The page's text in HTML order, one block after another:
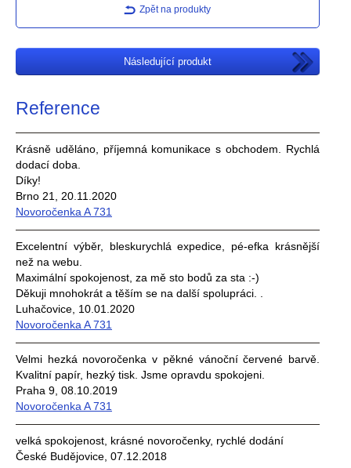
Zpět na produkty
Následující produkt
Reference
Krásně uděláno, příjemná komunikace s obchodem. Rychlá
dodací doba.
Díky!
Brno 21, 20.11.2020
Novoročenka A 731
Excelentní výběr, bleskurychlá expedice, pé-efka krásnější
než na webu.
Maximální spokojenost, za mě sto bodů za sta :-)
Děkuji mnohokrát a těším se na další spolupráci. .
Luhačovice, 10.01.2020
Novoročenka A 731
Velmi hezká novoročenka v pěkné vánoční červené barvě.
Kvalitní papír, hezký tisk. Jsme opravdu spokojeni.
Praha 9, 08.10.2019
Novoročenka A 731
velká spokojenost, krásné novoročenky, rychlé dodání
České Budějovice, 07.12.2018